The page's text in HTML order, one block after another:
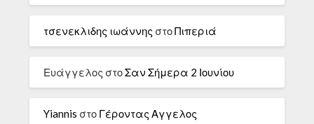
τσενεκλιδης ιωάννης στοΠιπεριά
Ευάγγελος στοΣαν Σήμερα 2 Ιουνίου
Yiannis στο Γέροντας Αγγελος